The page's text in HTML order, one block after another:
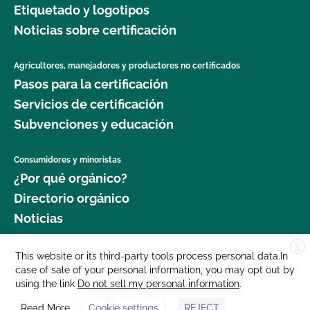
¿Qué recursos existen en relación con los OMG y
la producción orgánica?
¿Qué recursos hay disponibles para ayudarme con
la certificación y el mantenimiento de registros?
¿Qué normas certifica el CCOF?
¿Qué tipo de cambios requieren una actualización
de mi registro en el Programa Orgánico Estatal de
California (SOP)?
¿Qué/quién es la GFSI y por qué es importante?
¿Qué/quién es PrimusGFS?
jardinería orgánica?
seguridad alimentaria como agricultor orgánico?
¿Dónde puedo obtener más información sobre la
gestión del ganado orgánico?
¿Dónde puedo encontrar semillas y plantas
orgánicas?
¿Qué cultivos requieren un intervalo de 120 días
antes de la cosecha cuando se aplica estiércol?
¿Qué norma GLOBALG.A.P. es mejor para mi
empresa?
Etiquetado y logotipos
Noticias sobre certificación
Agricultores, manejadores y productores no certificados
Pasos para la certificación
Servicios de certificación
Subvenciones y educación
Consumidores y minoristas
¿Por qué orgánico?
Directorio orgánico
Noticias
Donar
Carreras profesionales
Sala de prensa
X
This website or its third-party tools process personal data.In
case of sale of your personal information, you may opt out by
using the link Do not sell my personal information.